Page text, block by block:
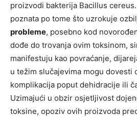
proizvodi bakterija Bacillus
poznata po tome što uzrokuje
probleme, posebno kod
dođe do trovanja ovim toksinom,
manifestuju kao povraćanje,
u težim slučajevima mogu dovesti
komplikacija poput dehidracije ili
Uzimajući u obzir osjetljivost
toksine, opoziv ovih proizvoda